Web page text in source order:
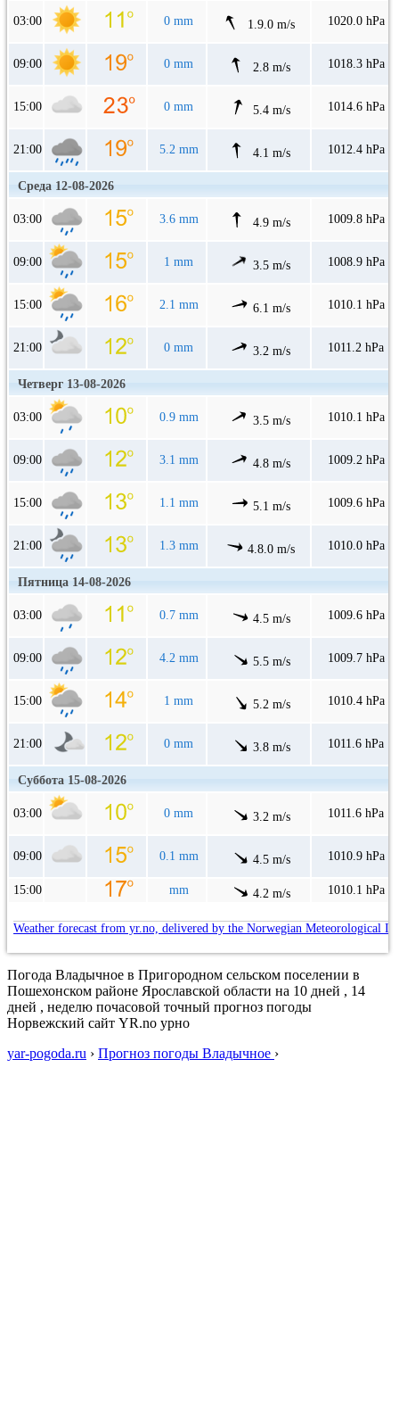
03:00 0 mm 1.9.0 m/s 1020.0 hPa
09:00 0 mm 2.8 m/s 1018.3 hPa
15:00 0 mm 5.4 m/s 1014.6 hPa
21:00 5.2 mm 4.1 m/s 1012.4 hPa
Среда 12-08-2026
03:00 3.6 mm 4.9 m/s 1009.8 hPa
09:00 1 mm 3.5 m/s 1008.9 hPa
15:00 2.1 mm 6.1 m/s 1010.1 hPa
21:00 0 mm 3.2 m/s 1011.2 hPa
Четверг 13-08-2026
03:00 0.9 mm 3.5 m/s 1010.1 hPa
09:00 3.1 mm 4.8 m/s 1009.2 hPa
15:00 1.1 mm 5.1 m/s 1009.6 hPa
21:00 1.3 mm 4.8.0 m/s 1010.0 hPa
Пятница 14-08-2026
03:00 0.7 mm 4.5 m/s 1009.6 hPa
09:00 4.2 mm 5.5 m/s 1009.7 hPa
15:00 1 mm 5.2 m/s 1010.4 hPa
21:00 0 mm 3.8 m/s 1011.6 hPa
Суббота 15-08-2026
03:00 0 mm 3.2 m/s 1011.6 hPa
09:00 0.1 mm 4.5 m/s 1010.9 hPa
15:00 mm 4.2 m/s 1010.1 hPa
Weather forecast from yr.no, delivered by the Norwegian Meteorological
Погода Владычное в Пригородном сельском поселении в
Пошехонском районе Ярославской области на 10 дней , 14
дней , неделю почасовой точный прогноз погоды
Норвежский сайт YR.no урно
yar-pogoda.ru › Прогноз погоды Владычное ›